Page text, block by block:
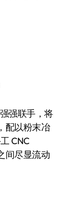
强联手，将
配以粉末冶
CNC
间尽显流动